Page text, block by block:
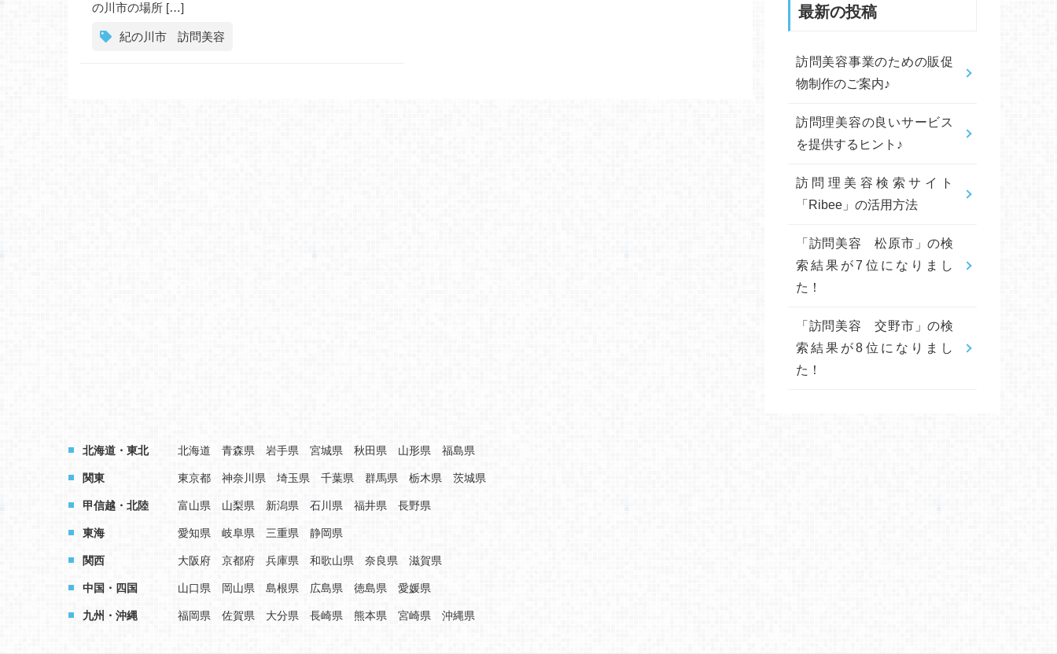
の川市の場所 […]
紀の川市 訪問美容
最新の投稿
訪問美容事業のための販促
物制作のご案内♪
訪問理美容の良いサービス
を提供するヒント♪
訪問理美容検索サイト
「Ribee」の活用方法
「訪問美容 松原市」の検
索結果が7位になりまし
た！
「訪問美容 交野市」の検
索結果が8位になりまし
た！
北海道・東北 北海道 青森県 岩手県 宮城県 秋田県 山形県 福島県
関東 東京都 神奈川県 埼玉県 千葉県 群馬県 栃木県 茨城県
甲信越・北陸 富山県 山梨県 新潟県 石川県 福井県 長野県
東海 愛知県 岐阜県 三重県 静岡県
関西 大阪府 京都府 兵庫県 和歌山県 奈良県 滋賀県
中国・四国 山口県 岡山県 島根県 広島県 徳島県 愛媛県
九州・沖縄 福岡県 佐賀県 大分県 長崎県 熊本県 宮崎県 沖縄県